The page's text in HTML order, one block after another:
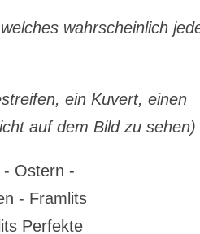
wahrscheinlich
ein Kuvert, einen
auf dem Bild zu sehen)